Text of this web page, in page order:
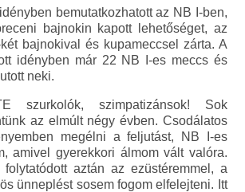
bemutatkozhatott az NB I-ben,
bajnokin kapott lehetőséget, az
bajnokival és kupameccsel zárta. A
idényben már 22 NB I-es meccs és
neki.
szurkolók, szimpatizánsok! Sok
az elmúlt négy évben. Csodálatos
megélni a feljutást, NB I-es
amivel gyerekkori álmom vált valóra.
aztán az ezüstéremmel, a
ünneplést sosem fogom elfelejteni. Itt